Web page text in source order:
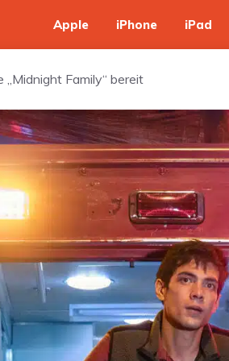
Apple iPhone iPad
Family“ bereit